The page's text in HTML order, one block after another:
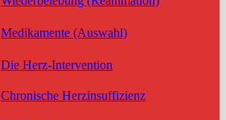
Medikamente (Auswahl)
Die Herz-Intervention
Chronische Herzinsuffizienz